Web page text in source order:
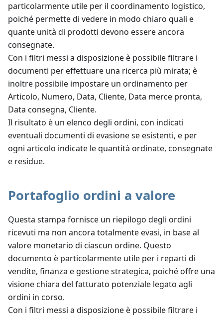
particolarmente utile per il coordinamento logistico,
poiché permette di vedere in modo chiaro quali e
quante unità di prodotti devono essere ancora
consegnate.
Con i filtri messi a disposizione è possibile filtrare i
documenti per effettuare una ricerca più mirata; è
inoltre possibile impostare un ordinamento per
Articolo, Numero, Data, Cliente, Data merce pronta,
Data consegna, Cliente.
Il risultato è un elenco degli ordini, con indicati
eventuali documenti di evasione se esistenti, e per
ogni articolo indicate le quantità ordinate, consegnate
e residue.
Portafoglio ordini a valore
Questa stampa fornisce un riepilogo degli ordini
ricevuti ma non ancora totalmente evasi, in base al
valore monetario di ciascun ordine. Questo
documento è particolarmente utile per i reparti di
vendite, finanza e gestione strategica, poiché offre una
visione chiara del fatturato potenziale legato agli
ordini in corso.
Con i filtri messi a disposizione è possibile filtrare i